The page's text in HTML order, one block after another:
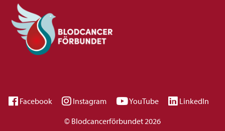
Facebook Instagram YouTube
LinkedIn
© Blodcancerförbundet 2026